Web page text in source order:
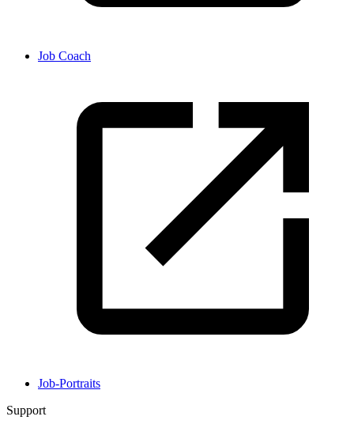
Job Coach
Job-Portraits
Support